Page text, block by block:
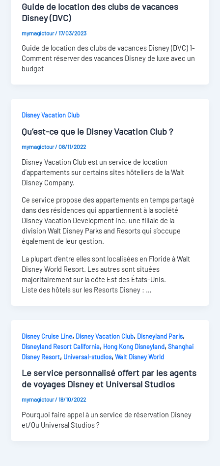
Guide de location des clubs de vacances
Disney (DVC)
mymagictour/17/03/2023
Guide de location des clubs de vacances Disney (DVC) 1-
Comment réserver des vacances Disney de luxe avec un
budget
Disney Vacation Club
Qu’est-ce que le Disney Vacation Club ?
mymagictour/08/11/2022
Disney Vacation Club est un service de location
d’appartements sur certains sites hôteliers de la Walt
Disney Company.
Ce service propose des appartements en temps partagé
dans des résidences qui appartiennent à la société
Disney Vacation Development Inc, une filiale de la
division Walt Disney Parks and Resorts qui s’occupe
également de leur gestion.
La plupart d’entre elles sont localisées en Floride à Walt
Disney World Resort. Les autres sont situées
majoritairement sur la côte Est des États-Unis.
Liste des hôtels sur les Resorts Disney : …
Disney Cruise Line, Disney Vacation Club, Disneyland Paris,
Disneyland Resort California, Hong Kong Disneyland,Shanghai
Disney Resort, Universal-studios,Walt Disney World
Le service personnalisé offert par les agents
de voyages Disney et Universal Studios
mymagictour/18/10/2022
Pourquoi faire appel à un service de réservation Disney
et/Ou Universal Studios ?